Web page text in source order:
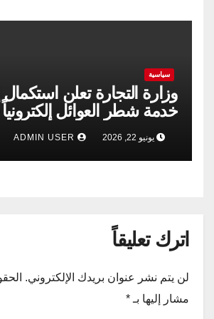
سياسية
وزارة التجارة تعلن
خدمة شطر العوائل
وجميع المحافظات
يونيو 22, 2026
اترك تعليقاً
لن يتم نشر عنوان بريدك الإلكتروني.
مشار إليها بـ *